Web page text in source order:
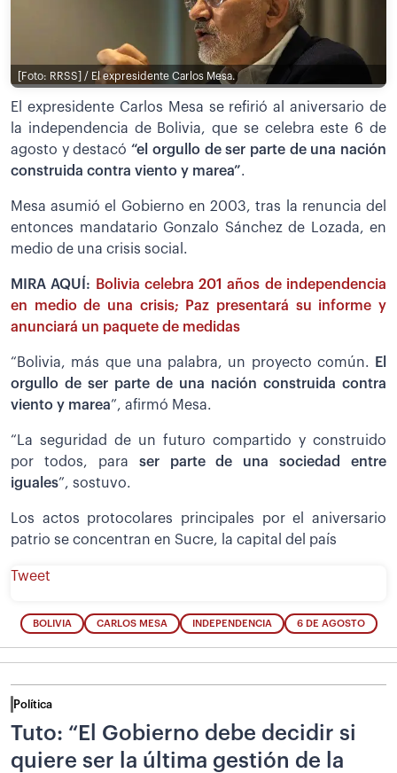
[Foto: RRSS] / El expresidente Carlos Mesa.
El expresidente Carlos Mesa se refirió al aniversario de
la independencia de Bolivia, que se celebra este 6 de
agosto y destacó“el orgullo de ser parte de una nación
construida contra viento y marea”.
Mesa asumió el Gobierno en 2003, tras la renuncia del
entonces mandatario Gonzalo Sánchez de Lozada, en
medio de una crisis social.
MIRA AQUÍ:
Bolivia celebra 201 años de independencia
en medio de una crisis; Paz presentará su informe y
anunciará un paquete de medidas
“Bolivia, más que una palabra, un proyecto común.
El
orgullo de ser parte de una nación construida contra
viento y marea”, afirmó Mesa.
“La seguridad de un futuro compartido y construido
por todos, para ser parte de una sociedad entre
iguales”, sostuvo.
Los actos protocolares principales por el aniversario
patrio se concentran en Sucre, la capital del país
Tweet
BOLIVIA CARLOS MESA INDEPENDENCIA 6 DE AGOSTO
Política
Tuto: “El Gobierno debe decidir si
quiere ser la última gestión de la